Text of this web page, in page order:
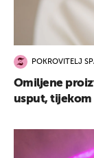
POKROVITELJ
Omiljene
usput, tijekom